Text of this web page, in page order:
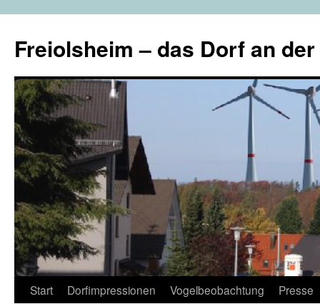
Freiolsheim – das Dorf an
Zum
Start Dorfimpressionen Vogelbeobachtung Presse